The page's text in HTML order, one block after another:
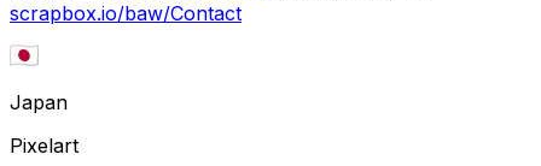
scrapbox.io/baw/Contact
Japan
Pixelart